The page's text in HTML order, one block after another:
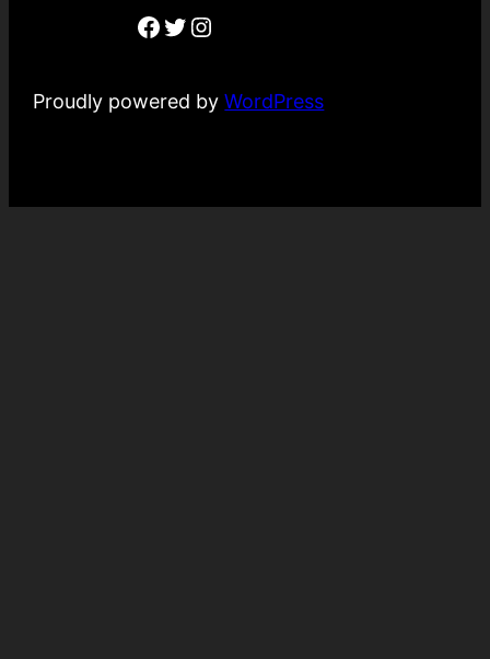
Facebook
Twitter
Instagram
Proudly powered byWordPress